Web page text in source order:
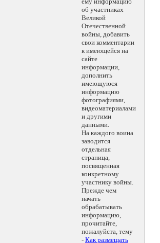
об участниках
Великой
Отечественной
войны, добавить
свои комментарии
к имеющейся на
сайте
информации,
дополнить
имеющуюся
информацию
фотографиями,
видеоматериалами
и другими
данными.
На каждого воина
заводится
отдельная
страница,
посвященная
конкретному
участнику войны.
Прежде чем
начать
обрабатывать
информацию,
прочитайте,
пожалуйста, тему
- Как размещать